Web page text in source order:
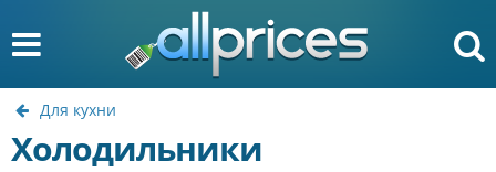
Для кухни
Холодильники